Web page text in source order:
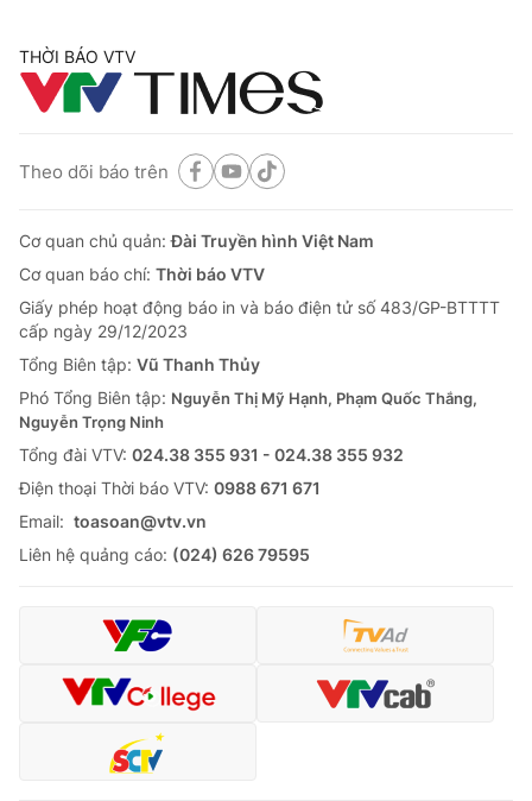
THỜI BÁO VTV
Theo dõi báo trên
Cơ quan chủ quản:Đài Truyền hình Việt Nam
Cơ quan báo chí: Thời báo VTV
Giấy phép hoạt động báo in và báo điện tử số 483/GP-BTTTT
cấp ngày 29/12/2023
Tổng Biên tập: Vũ Thanh Thủy
Phó Tổng Biên tập: Nguyễn Thị Mỹ Hạnh, Phạm Quốc Thắng,
Nguyễn Trọng Ninh
Tổng đài VTV: 024.38 355 931 - 024.38 355 932
Ðiện thoại Thời báo VTV: 0988 671 671
Email: toasoan@vtv.vn
Liên hệ quảng cáo: (024) 626 79595